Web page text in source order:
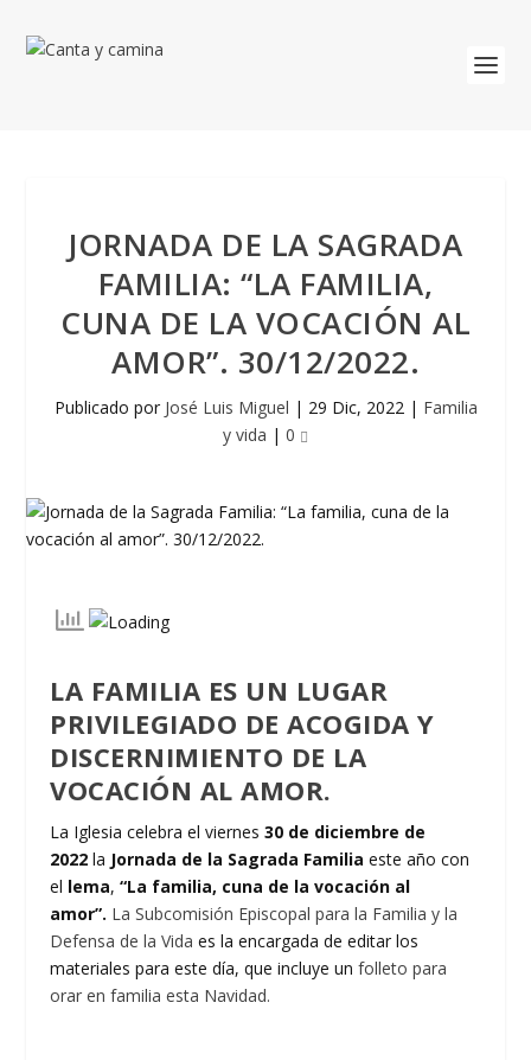
JORNADA DE LA SAGRADA
FAMILIA: “LA FAMILIA,
CUNA DE LA VOCACIÓN AL
AMOR”. 30/12/2022.
Publicado por José Luis Miguel | 29 Dic, 2022| Familia
y vida | 0
LA FAMILIA ES UN LUGAR
PRIVILEGIADO DE ACOGIDA Y
DISCERNIMIENTO DE LA
VOCACIÓN AL AMOR.
La Iglesia celebra el viernes30 de diciembre de
2022 la Jornada de la Sagrada Familiaeste año con
el lema,“La familia, cuna de la vocación al
amor”. La Subcomisión Episcopal para la Familia y la
Defensa de la Vida es la encargada de editar los
materiales para este día, que incluye unfolleto para
orar en familia esta Navidad.